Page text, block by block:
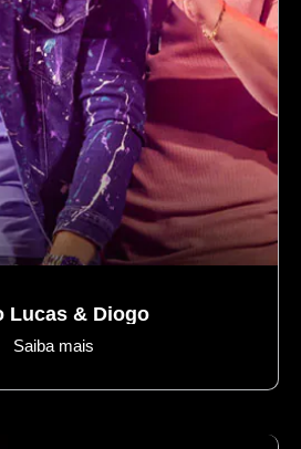
Lucas & Diogo
Saiba mais